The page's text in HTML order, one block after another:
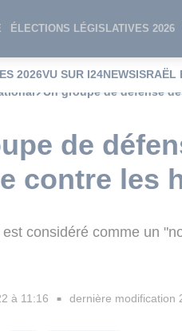
ÉLECTIONS LÉGISLATIVES 2026
2026VU SUR I24NEWSISRAËL
Un groupe de défense
de
contre les
considéré comme un
à 11:16 ■ dernière modification